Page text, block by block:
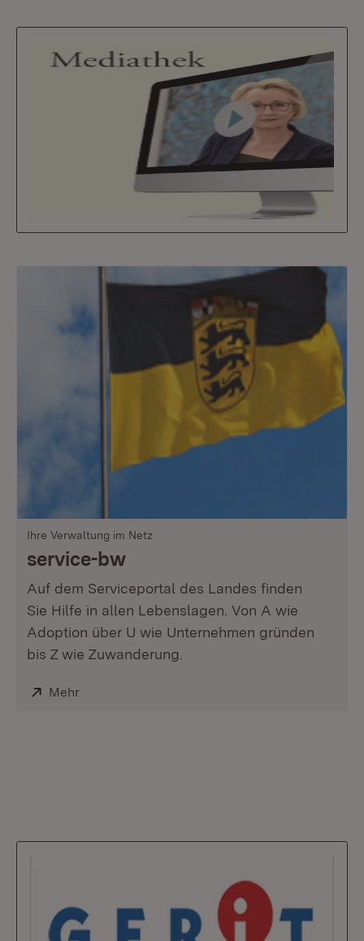
Ihre Verwaltung im Netz
service-bw
Auf dem Serviceportal des Landes finden
Sie Hilfe in allen Lebenslagen. Von A wie
Adoption über U wie Unternehmen gründen
bis Z wie Zuwanderung.
Extern:
Mehr(Öffnet in neuem Fenster)